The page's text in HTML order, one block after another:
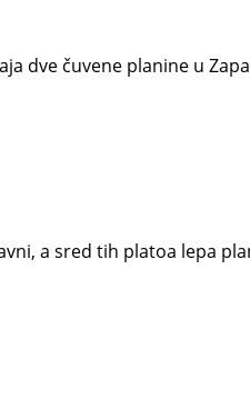
dve čuvene planine u
a sred tih platoa lepa